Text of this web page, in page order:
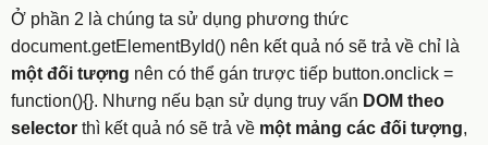
Ở phần 2 là chúng ta sử dụng phương thức
document.getElementById() nên kết quả nó sẽ trả về chỉ là
một đối tượng nên có thể gán trược tiếp button.onclick =
function(){}. Nhưng nếu bạn sử dụng truy vấn DOM theo
selector thì kết quả nó sẽ trả về một mảng các đối tượng,